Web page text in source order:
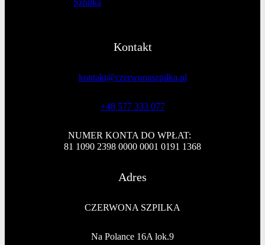
Szpilka
Kontakt
kontakt@czerwonaszpilka.pl
+48 577 333 077
NUMER KONTA DO WPŁAT:
81 1090 2398 0000 0001 0191 1368
Adres
CZERWONA SZPILKA
Na Polance 16A lok.9